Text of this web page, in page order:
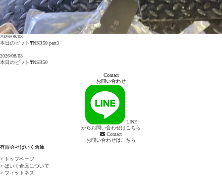
2026/08/03
本日のピット❣️NSR50 part3
2026/08/03
本日のピット❣️NSR50
Contact
お問い合わせ
LINE
からお問い合わせはこちら
Contact
お問い合わせはこちら
有限会社ばいく倉庫
> トップページ
> ばいく倉庫について
> フィットネス